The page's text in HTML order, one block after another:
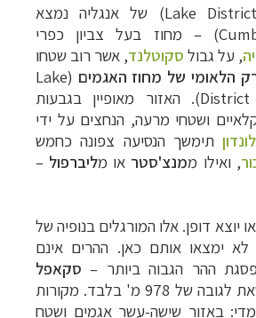
Lake) של אנגליה נמצא
– מחוז בעל צביון כפרי
, על גבול סקוטלנד, אשר רוב שטחו
הלאומי של מחוז האגמים (
Lake
). האזור מאופיין בגבעות
ושטחי מרעה, הנחצים על ידי
לונדוןתימשך הנסיעה צפונה כחמש
, ואילו ממנצ'סטר או מליברפול –
יוצא דופן. אלו המורגלים בנופיה של
לא ימצאו אותם כאן. ההרים אינם
ההר הגבוה ביותר – סקאפל
) – מתנשאת לגובה של 978 מ' בלבד. מקורות
באזור שישה-עשר אגמים ושטח